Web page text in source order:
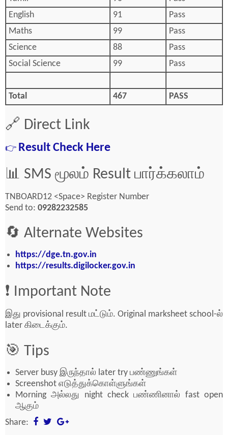
English
91
Pass
Maths
99
Pass
Science
88
Pass
Social Science
99 Pass
Total 467 PASS
🔗 Direct Link
👉 Result Check Here
📊 SMS மூலம் Result பார்க்கலாம்
TNBOARD12 <Space> Register Number
Send to: 09282232585
🔄 Alternate Websites
https://dge.tn.gov.in
https://results.digilocker.gov.in
❗ Important Note
இது provisional result மட்டும். Original marksheet school-ல்
later கிடைக்கும்.
🎯 Tips
Server busy இருந்தால் later try பண்ணுங்கள்
Screenshot எடுத்துக்கொள்ளுங்கள்
Morning அல்லது night check பண்ணினால் fast open
ஆகும்
Share: